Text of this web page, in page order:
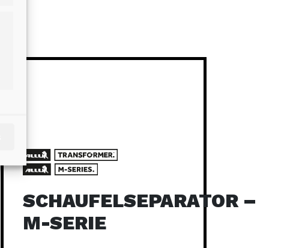
SCHAUFELSEPARATOR –
M-SERIE